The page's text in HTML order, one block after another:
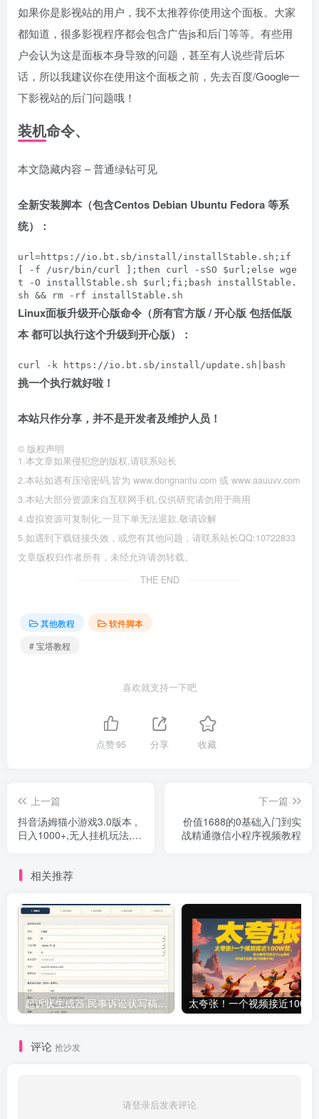
如果你是影视站的用户，我不太推荐你使用这个面板。大家
都知道，很多影视程序都会包含广告js和后门等等。有些用
户会认为这是面板本身导致的问题，甚至有人说些背后坏
话，所以我建议你在使用这个面板之前，先去百度/Google一
下影视站的后门问题哦！
装机命令、
本文隐藏内容 – 普通绿钻可见
全新安装脚本（包含Centos Debian Ubuntu Fedora 等系
统）：
url=https://io.bt.sb/install/installStable.sh;if
[ -f /usr/bin/curl ];then curl -sSO $url;else wge
t -O installStable.sh $url;fi;bash installStable.
sh && rm -rf installStable.sh
Linux面板升级开心版命令（所有官方版 / 开心版 包括低版
本 都可以执行这个升级到开心版）：
curl -k https://io.bt.sb/install/update.sh|bash
挑一个执行就好啦！
本站只作分享，并不是开发者及维护人员！
© 版权声明
1.本文章如果侵犯您的版权,请联系站长
2.本站如遇有压缩密码,皆为 www.dongnantu.com 或 www.aauuvv.com
3.本站大部分资源来自互联网手机,仅供研究请勿用于商用
4.虚拟资源可复制化,一旦下单无法退款,敬请谅解
5.如遇到下载链接失效，或您有其他问题，请联系站长QQ:10722833
文章版权归作者所有，未经允许请勿转载。
THE END
其他教程
软件脚本
# 宝塔教程
喜欢就支持一下吧
点赞95 分享 收藏
上一篇
抖音汤姆猫小游戏3.0版本 ,
日入1000+,无人挂机玩法,小
下一篇
价值1688的0基础入门到实
战精通微信小程序视频教程
相关推荐
起诉状生成器,民事诉讼状写稿工具
评论 抢沙发
请登录后发表评论